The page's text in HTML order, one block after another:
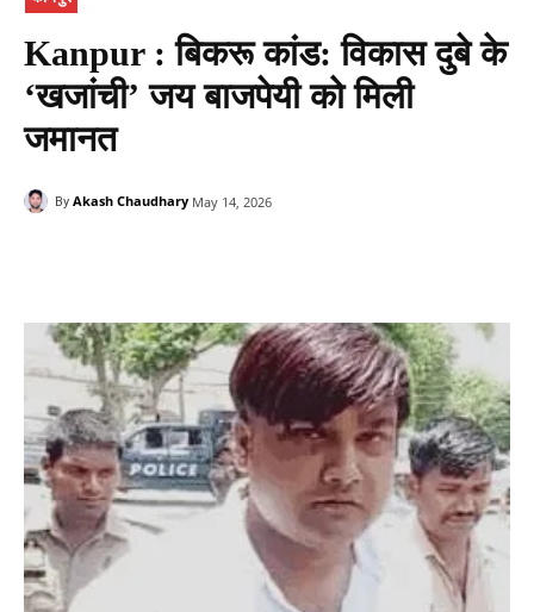
Kanpur : बिकरू कांड: विकास दुबे के
‘खजांची’ जय बाजपेयी को मिली
जमानत
By Akash Chaudhary May 14, 2026